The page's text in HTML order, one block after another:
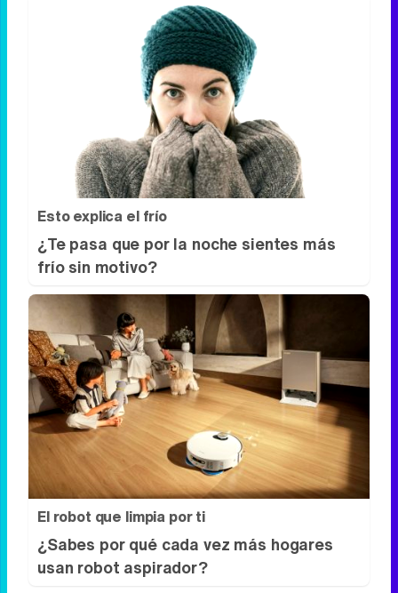
¿El tiempo vuela?
Esto explica por qué los días ya no duran
Esto explica el frío
¿Te pasa que por la noche sientes más
frío sin motivo?